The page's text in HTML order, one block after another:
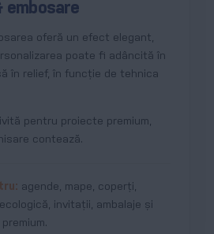
embosare
oferă un efect elegant,
poate fi adâncită în
în relief, în funcție de tehnica
pentru proiecte premium,
contează.
agende, mape, coperți,
invitații, ambalaje și